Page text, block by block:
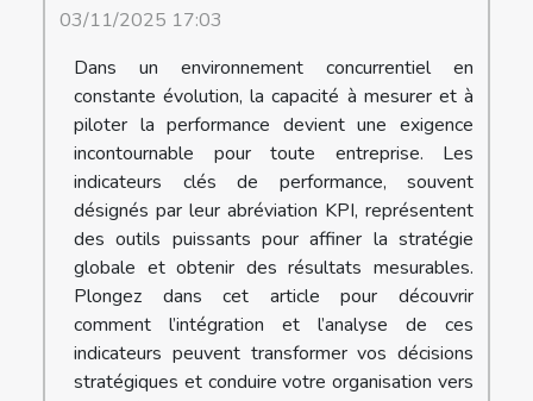
03/11/2025 17:03
Dans un environnement concurrentiel en
constante évolution, la capacité à mesurer et à
piloter la performance devient une exigence
incontournable pour toute entreprise. Les
indicateurs clés de performance, souvent
désignés par leur abréviation KPI, représentent
des outils puissants pour affiner la stratégie
globale et obtenir des résultats mesurables.
Plongez dans cet article pour découvrir
comment l’intégration et l’analyse de ces
indicateurs peuvent transformer vos décisions
stratégiques et conduire votre organisation vers